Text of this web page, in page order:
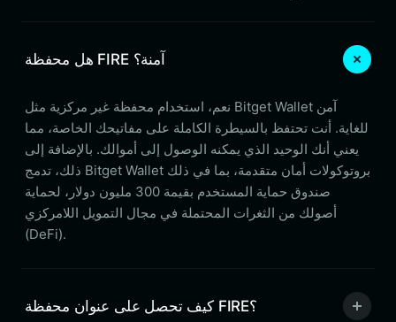
هل محفظة FIRE آمنة؟
نعم، استخدام محفظة غير مركزية مثل Bitget Wallet آمن
للغاية. أنت تحتفظ بالسيطرة الكاملة على مفاتيحك الخاصة، مما
يعني أنك الوحيد الذي يمكنه الوصول إلى أموالك. بالإضافة إلى
ذلك، تدمج Bitget Wallet بروتوكولات أمان متقدمة، بما في ذلك
صندوق حماية المستخدم بقيمة 300 مليون دولار، لحماية
أصولك من الثغرات المحتملة في مجال التمويل اللامركزي
(DeFi).
كيف تحصل على عنوان محفظة FIRE؟